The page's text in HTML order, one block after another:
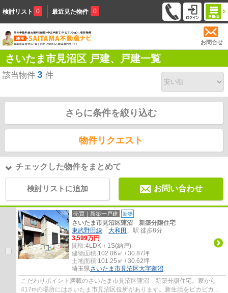
検討リスト 0 最近見た物件 0
お問合せ
さいたま市見沼区 戸建、戸建一覧
該当物件 3 件
さらに条件を絞り込む
物件リクエスト
チェックした物件をまとめて
検討リストに追加 お問い合わせ
売買｜新築一戸建 新築
さいたま市見沼区蓮沼 新築分譲住宅
東武野田線 「 大和田 」駅 徒歩8分
3,599万円
間取:4LDK＋1S(納戸)
建物面積:102.06㎡ / 30.87坪
土地面積:101.25㎡ / 30.62坪
埼玉県さいたま市見沼区大字蓮沼
こだわりポイント満載のさいたま市見沼区蓮沼 新築分譲住宅。家から
417mの場所にはさいたま市見沼区役所があります。新生活をピカピカの